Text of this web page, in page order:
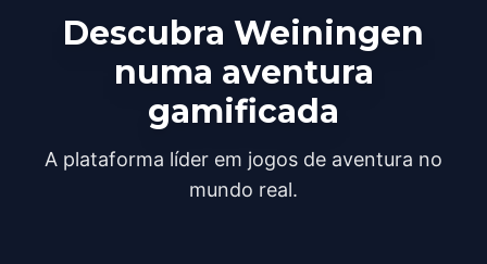
Descubra Weiningen
numa aventura
gamificada
A plataforma líder em jogos de aventura no
mundo real.